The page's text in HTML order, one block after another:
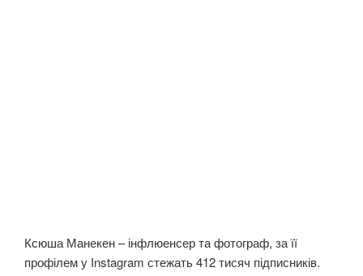
Ксюша Манекен – інфлюенсер та фотограф, за її
профілем у Instagram стежать 412 тисяч підписників.